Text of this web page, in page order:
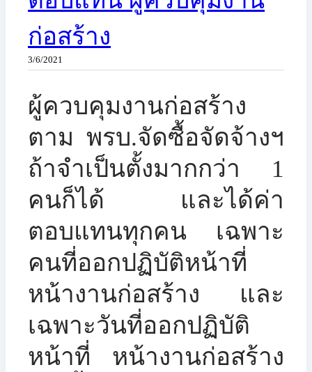
ก่อสร้าง
3/6/2021
ผู้ควบคุมงานก่อสร้าง
ตาม พรบ.จัดซื้อจัดจ้างฯ
ถ้าจำเป็นตั้งมากกว่า 1
คนก็ได้ และได้ค่า
ตอบแทนทุกคน เฉพาะ
คนที่ออกปฏิบัติหน้าที่
หน้างานก่อสร้าง และ
เฉพาะวันที่ออกปฏิบัติ
หน้าที่ หน้างานก่อสร้าง